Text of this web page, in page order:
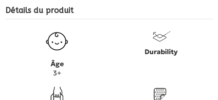
Détails du produit
Âge
3+
Durability